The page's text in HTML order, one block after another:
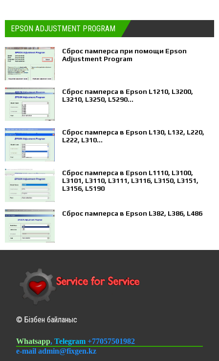
EPSON ADJUSTMENT PROGRAM
Сброс памперса при помощи Epson
Adjustment Program
Сброс памперса в Epson L1210, L3200,
L3210, L3250, L5290...
Сброс памперса в Epson L130, L132, L220,
L222, L310...
Сброс памперса в Epson L1110, L3100,
L3101, L3110, L3111, L3116, L3150, L3151,
L3156, L5190
Сброс памперса в Epson L382, L386, L486
© Бізбен байланыс
Whatsapp, Telegram +77057501982
e-mail admin@fixgen.kz